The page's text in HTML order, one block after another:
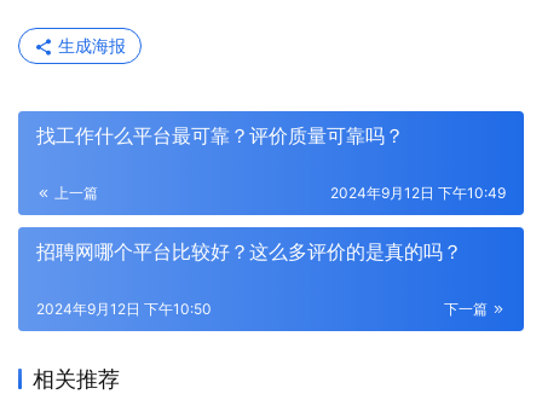
生成海报
找工作什么平台最可靠？评价质量可靠吗？
上一篇 2024年9月12日 下午10:49
招聘网哪个平台比较好？这么多评价的是真的吗？
下一篇
2024年9月12日 下午10:50
相关推荐